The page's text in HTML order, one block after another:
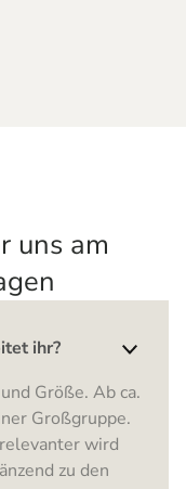
uns am
ihr?
Größe. Ab ca.
Großgruppe.
wird
zu den